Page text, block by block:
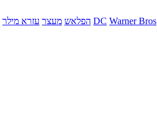
DC Warner Bros הפלאש מעצר עזרא מילר